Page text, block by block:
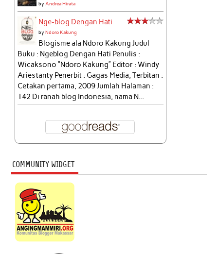
byAndrea Hirata
Nge-blog Dengan Hati
byNdoro Kakung
Blogisme ala Ndoro Kakung Judul
Buku : Ngeblog Dengan Hati Penulis :
Wicaksono “Ndoro Kakung” Editor : Windy
Ariestanty Penerbit : Gagas Media, Terbitan :
Cetakan pertama, 2009 Jumlah Halaman :
142 Di ranah blog Indonesia, nama N...
COMMUNITY WIDGET